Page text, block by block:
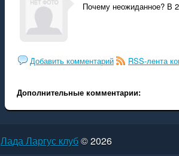
Почему неожиданное? В
Добавить комментарий RSS-лента
Дополнительные комментарии:
Лада Ларгус клуб© 2026